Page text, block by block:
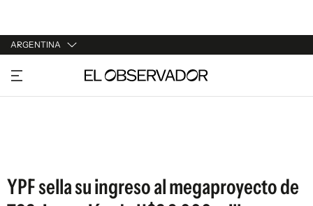
ARGENTINA
URUGUAY
ARGENTINA
YPF sella su ingreso al megaproyecto de